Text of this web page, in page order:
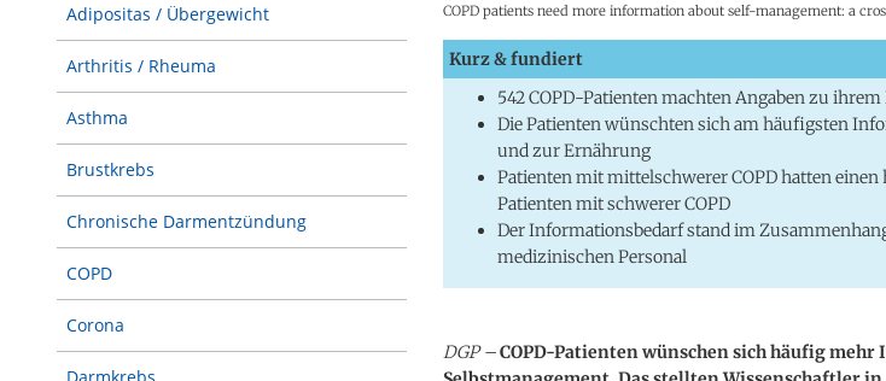
Adipositas / Übergewicht
Arthritis / Rheuma
Asthma
Brustkrebs
Chronische Darmentzündung
COPD
Corona
COPD patients need more information about self-management: a
Kurz & fundiert
542 COPD-Patienten machten Angaben zu
Die Patienten wünschten sich am häufigsten
und zur Ernährung
Patienten mit mittelschwerer COPD hatten
Patienten mit schwerer COPD
Der Informationsbedarf stand im
medizinischen Personal
DGP –COPD-Patienten wünschen sich häufig